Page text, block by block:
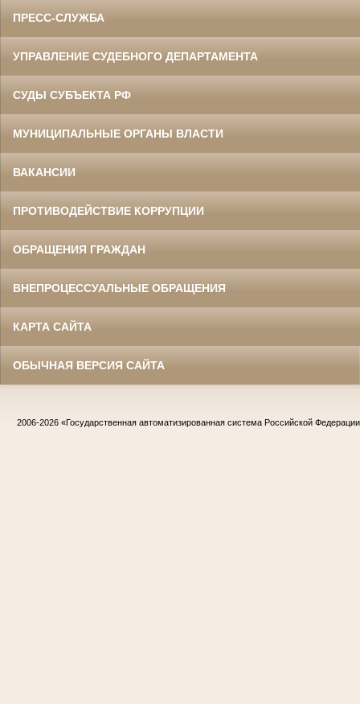
ПРЕСС-СЛУЖБА
УПРАВЛЕНИЕ СУДЕБНОГО ДЕПАРТАМЕНТА
СУДЫ СУБЪЕКТА РФ
МУНИЦИПАЛЬНЫЕ ОРГАНЫ ВЛАСТИ
ВАКАНСИИ
ПРОТИВОДЕЙСТВИЕ КОРРУПЦИИ
ОБРАЩЕНИЯ ГРАЖДАН
ВНЕПРОЦЕССУАЛЬНЫЕ ОБРАЩЕНИЯ
КАРТА САЙТА
ОБЫЧНАЯ ВЕРСИЯ САЙТА
2006-2026 «Государственная автоматизированная система Российской